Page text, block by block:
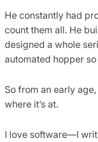
He constantly had
count them all. He
designed a whole
automated hopper
So from an early
where it’s at.
I love software—I